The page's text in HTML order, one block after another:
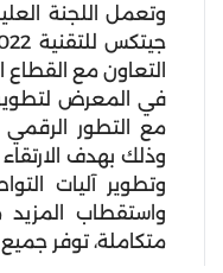
وتعمل اللجنة
التعاون مع
في المعرض لتطوير
مع التطور الرقمي
وذلك بهدف
وتطوير آليات
واستقطاب
متكاملة، توفر